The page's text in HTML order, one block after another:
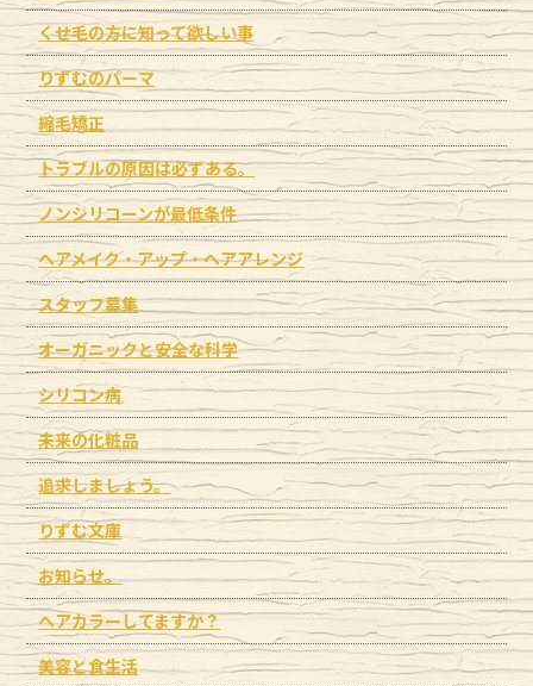
くせ毛の方に知って欲しい事
りずむのパーマ
縮毛矯正
トラブルの原因は必ずある。
ノンシリコーンが最低条件
ヘアメイク・アップ・ヘアアレンジ
スタッフ募集
オーガニックと安全な科学
シリコン病
未来の化粧品
追求しましょう。
りずむ文庫
お知らせ。
ヘアカラーしてますか？
美容と食生活